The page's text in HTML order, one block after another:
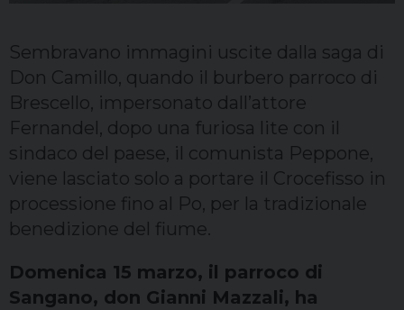
Sembravano immagini uscite dalla saga di
Don Camillo, quando il burbero parroco di
Brescello, impersonato dall’attore
Fernandel, dopo una furiosa lite con il
sindaco del paese, il comunista Peppone,
viene lasciato solo a portare il Crocefisso in
processione fino al Po, per la tradizionale
benedizione del fiume.
Domenica 15 marzo, il parroco di
Sangano, don Gianni Mazzali, ha